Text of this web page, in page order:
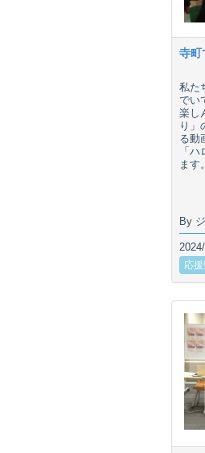
寺
私た
でい
楽し
り」
る動
「
ます。
By
応